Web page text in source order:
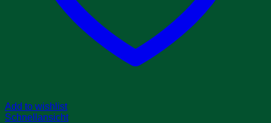
Add to wishlist
Schnellansicht